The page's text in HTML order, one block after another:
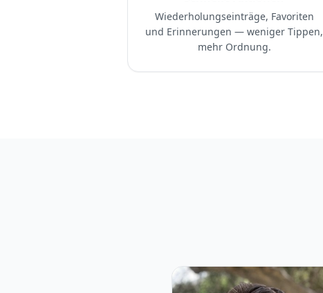
Wiederholungseinträge, Favoriten
und Erinnerungen — weniger Tippen,
mehr Ordnung.